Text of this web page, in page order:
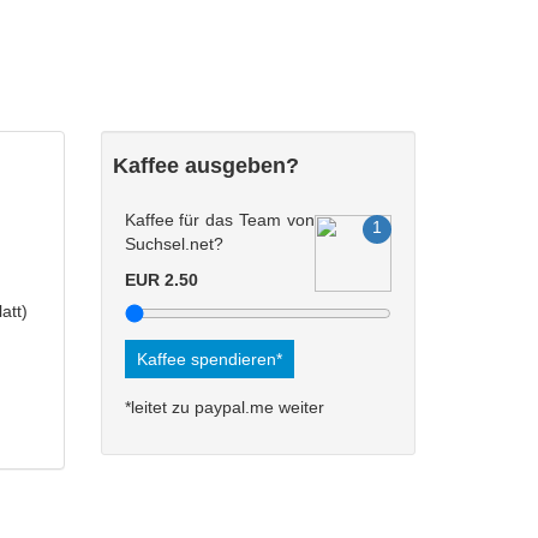
Kaffee ausgeben?
Kaffee für das Team von
Suchsel.net?
EUR 2.50
Kaffee spendieren*
*leitet zu paypal.me weiter